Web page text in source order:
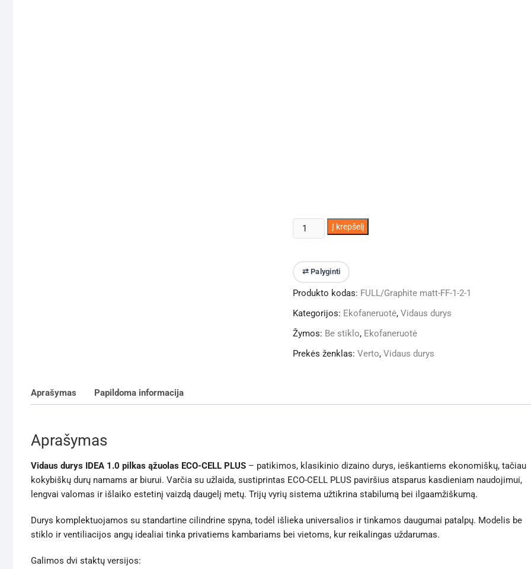
produkto
kiekis:
durys
IDEA
1.0
pilkas
Į krepšelį
⇄ Palyginti
Produkto kodas: FULL/Graphite matt-FF-1-2-1
Kategorijos: Ekofaneruotė, Vidaus durys
Žymos: Be stiklo, Ekofaneruotė
Prekės ženklas: Verto, Vidaus durys
Aprašymas Papildoma informacija
Aprašymas
Vidaus durys IDEA 1.0 pilkas ąžuolas ECO-CELL PLUS – patikimos, klasikinio dizaino durys, ieškantiems ekonomiškų, tačiau
kokybiškų durų namams ar biurui. Varčia su užlaida, sustiprintas ECO-CELL PLUS paviršius atsparus kasdieniam naudojimui,
lengvai valomas ir išlaiko estetinį vaizdą daugelį metų. Trijų vyrių sistema užtikrina stabilumą bei ilgaamžiškumą.
Durys komplektuojamos su standartine cilindrine spyna, todėl išlieka universalios ir tinkamos daugumai patalpų. Modelis be
stiklo ir ventiliacijos angų idealiai tinka privatiems kambariams bei vietoms, kur reikalingas uždarumas.
Galimos dvi staktų versijos: